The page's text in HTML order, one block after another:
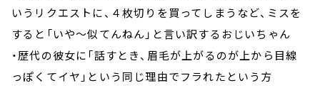
いうリクエストに、４枚切りを買ってしまうなど、ミスを
すると「いや～似てんねん」と言い訳するおじいちゃん
・歴代の彼女に「話すとき、眉毛が上がるのが上から目線
っぽくてイヤ」という同じ理由でフラれたという方